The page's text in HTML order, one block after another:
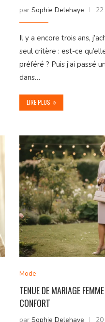
parSophie Delehaye
Il y a encore trois ans,
seul critère : est-ce
préféré ? Puis j’ai passé
dans…
LIRE PLUS
Mode
TENUE DE MARIAGE
CONFORT
parSophie Delehaye